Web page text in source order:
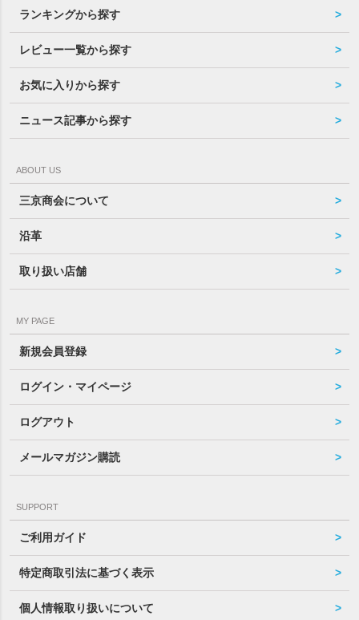
ランキングから探す
レビュー一覧から探す
お気に入りから探す
ニュース記事から探す
ABOUT US
三京商会について
沿革
取り扱い店舗
MY PAGE
新規会員登録
ログイン・マイページ
ログアウト
メールマガジン購読
SUPPORT
ご利用ガイド
特定商取引法に基づく表示
個人情報取り扱いについて